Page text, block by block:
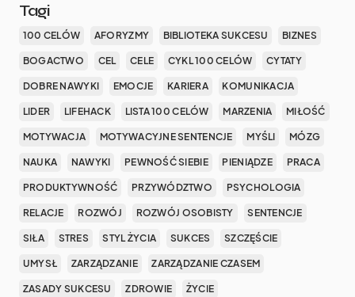
Tagi
100 CELÓW AFORYZMY BIBLIOTEKA SUKCESU BIZNES
BOGACTWO CEL CELE CYKL 100 CELÓW CYTATY
DOBRE NAWYKI EMOCJE KARIERA KOMUNIKACJA
LIDER LIFEHACK LISTA 100 CELÓW MARZENIA MIŁOŚĆ
MOTYWACJA MOTYWACYJNE SENTENCJE MYŚLI MÓZG
NAUKA NAWYKI PEWNOŚĆ SIEBIE PIENIĄDZE PRACA
PRODUKTYWNOŚĆ PRZYWÓDZTWO PSYCHOLOGIA
RELACJE ROZWÓJ ROZWÓJ OSOBISTY SENTENCJE
SIŁA STRES STYL ŻYCIA SUKCES SZCZĘŚCIE
UMYSŁ ZARZĄDZANIE ZARZĄDZANIE CZASEM
ZASADY SUKCESU ZDROWIE ŻYCIE